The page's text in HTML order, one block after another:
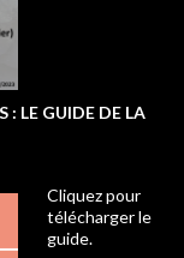
: LE GUIDE DE LA
Cliquez pour
télécharger le
guide.